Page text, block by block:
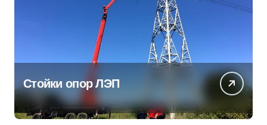
Стойки опор ЛЭП